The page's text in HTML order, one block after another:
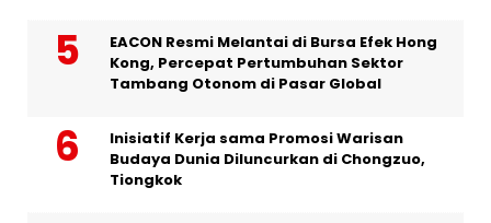
EACON Resmi Melantai di Bursa Efek Hong
Kong, Percepat Pertumbuhan Sektor
Tambang Otonom di Pasar Global
Inisiatif Kerja sama Promosi Warisan
Budaya Dunia Diluncurkan di Chongzuo,
Tiongkok